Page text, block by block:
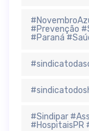
#Prevenção
#Paraná
#Sindipar
#HospitaisPR